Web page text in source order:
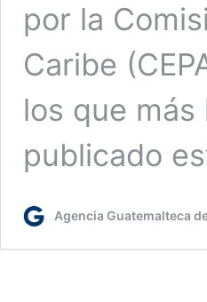
por la
Caribe
los que
publicado
Agencia Guatemalteca